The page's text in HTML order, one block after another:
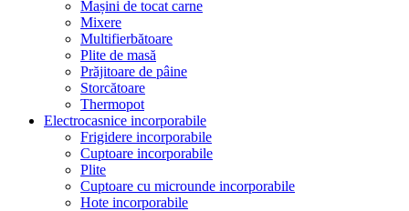
Mașini de tocat carne
Mixere
Multifierbătoare
Plite de masă
Prăjitoare de pâine
Storcătoare
Thermopot
Electrocasnice incorporabile
Frigidere incorporabile
Cuptoare incorporabile
Plite
Cuptoare cu microunde incorporabile
Hote incorporabile